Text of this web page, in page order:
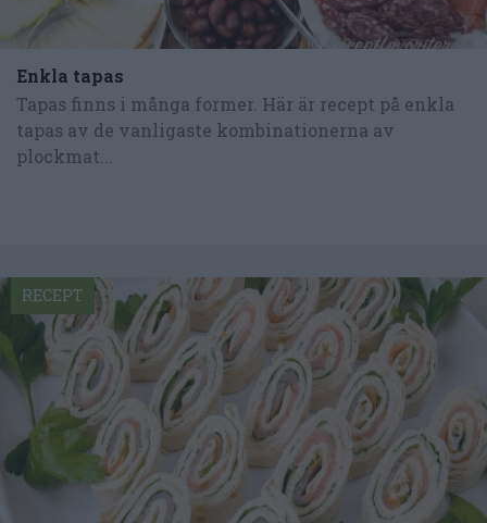
Enkla tapas
Tapas finns i många former. Här är recept på enkla
tapas av de vanligaste kombinationerna av
plockmat...
RECEPT